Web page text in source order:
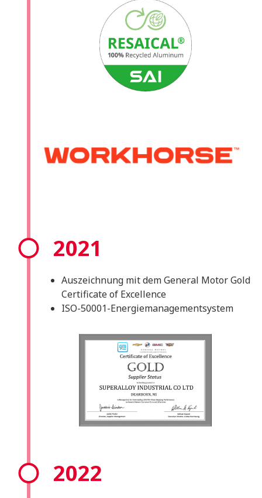
2021
Auszeichnung mit dem General Motor Gold
Certificate of Excellence
ISO-50001-Energiemanagementsystem
2022